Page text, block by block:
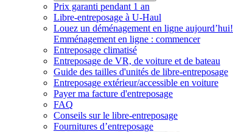
Prix garanti pendant 1 an
Libre-entreposage à U-Haul
Louez un déménagement en ligne aujourd’hui!
Emménagement en ligne : commencer
Entreposage climatisé
Entreposage de VR, de voiture et de bateau
Guide des tailles d'unités de libre-entreposage
Entreposage extérieur/accessible en voiture
Payer ma facture d'entreposage
FAQ
Conseils sur le libre-entreposage
Fournitures d’entreposage